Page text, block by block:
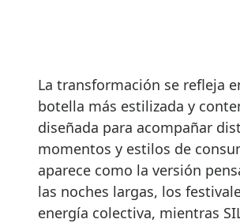
La transformación se refleja
botella más estilizada y
diseñada para acompañar
momentos y estilos de
aparece como la versión
las noches largas, los
energía colectiva, mientras